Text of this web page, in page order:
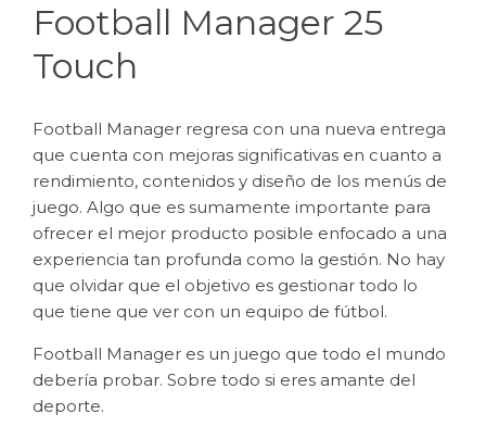
Football Manager 25
Touch
Football Manager regresa con una nueva entrega
que cuenta con mejoras significativas en cuanto a
rendimiento, contenidos y diseño de los menús de
juego. Algo que es sumamente importante para
ofrecer el mejor producto posible enfocado a una
experiencia tan profunda como la gestión. No hay
que olvidar que el objetivo es gestionar todo lo
que tiene que ver con un equipo de fútbol.
Football Manager es un juego que todo el mundo
debería probar. Sobre todo si eres amante del
deporte.